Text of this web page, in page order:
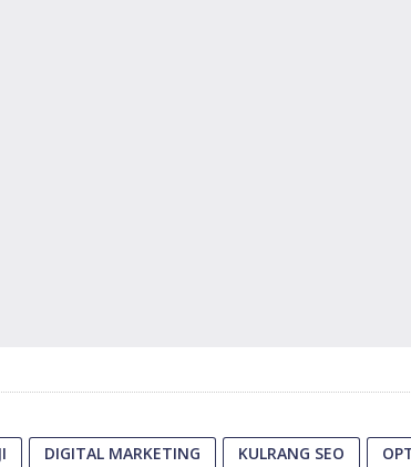
DIGITAL MARKETING KULRANG SEO